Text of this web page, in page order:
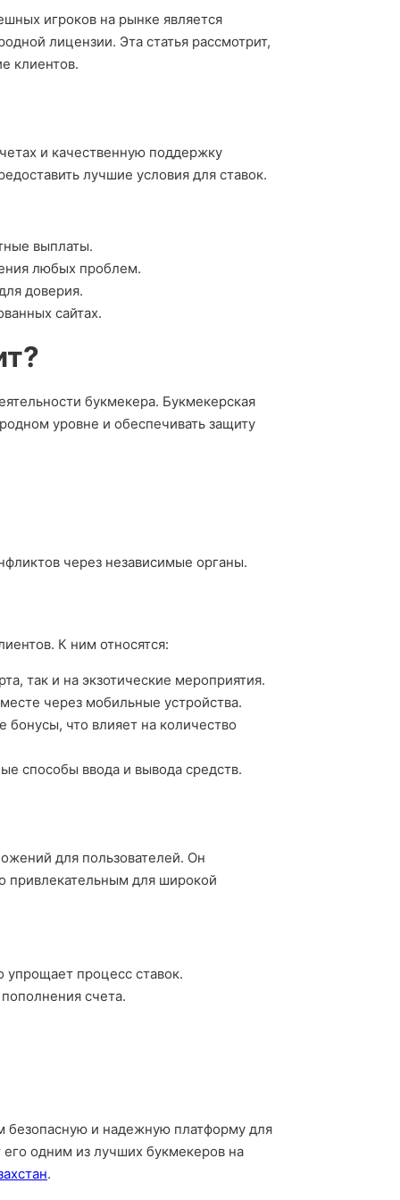
игроков на рынке является
лицензии. Эта статья рассмотрит,
клиентов.
и качественную поддержку
лучшие условия для ставок.
выплаты.
любых проблем.
доверия.
сайтах.
букмекера. Букмекерская
уровне и обеспечивать защиту
через независимые органы.
К ним относятся:
так и на экзотические мероприятия.
через мобильные устройства.
что влияет на количество
способы ввода и вывода средств.
для пользователей. Он
привлекательным для широкой
процесс ставок.
счета.
безопасную и надежную платформу для
одним из лучших букмекеров на
.